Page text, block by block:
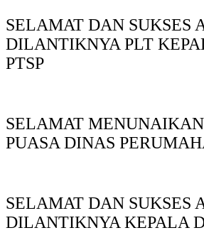
SELAMAT DAN SUKSES
DILANTIKNYA PLT
PTSP
SELAMAT
PUASA DINAS
SELAMAT DAN SUKSES
DILANTIKNYA KEPALA